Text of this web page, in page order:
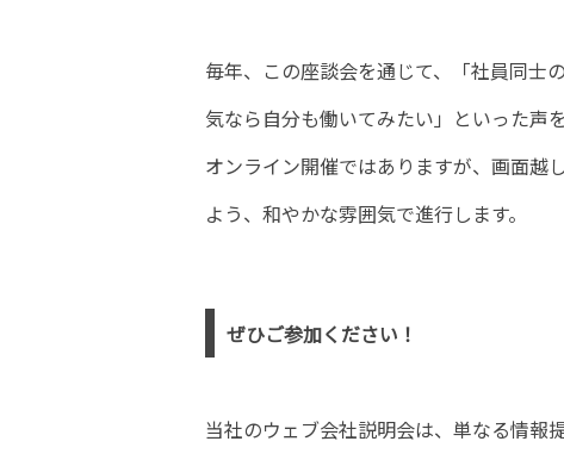
毎年、この座談会を通じて、「社員同士
気なら自分も働いてみたい」といった声
オンライン開催ではありますが、画面越
よう、和やかな雰囲気で進行します。
ぜひご参加ください！
当社のウェブ会社説明会は、単なる情報